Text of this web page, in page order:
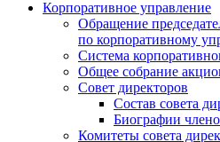
Корпоративное управление
Обращение
по корпоративному
Система
Общее собрание
Совет директоров
Состав совета
Биографии
Комитеты совета